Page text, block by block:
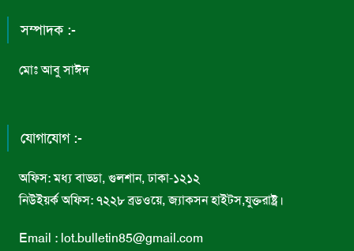
সম্পাদক :-
মোঃ আবু সাঈদ
যোগাযোগ :-
অফিস: মধ্য বাড্ডা, গুলশান, ঢাকা-১২১২
নিউইয়র্ক অফিস: ৭২২৮ ব্রডওয়ে, জ্যাকসন হাইটস,যুক্তরাষ্ট্র।
Email : lot.bulletin85@gmail.com